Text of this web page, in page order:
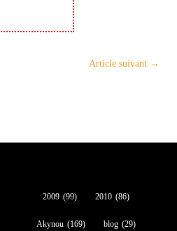
Article suivant→
2009 (99) 2010 (86)
Akynou (169) blog (29)